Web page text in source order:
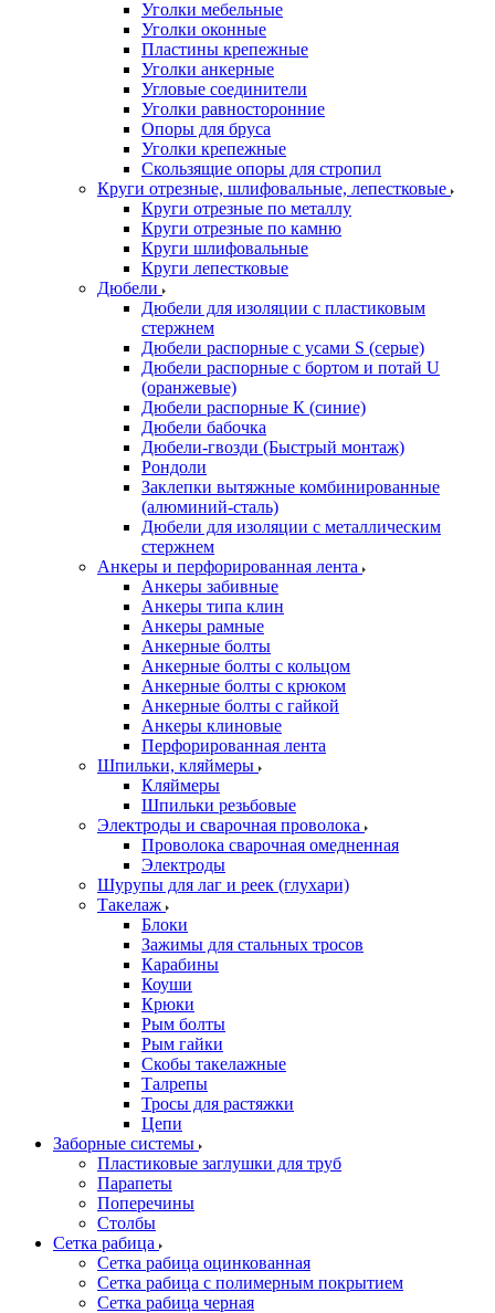
Уголки мебельные
Уголки оконные
Пластины крепежные
Уголки анкерные
Угловые соединители
Уголки равносторонние
Опоры для бруса
Уголки крепежные
Скользящие опоры для стропил
Круги отрезные, шлифовальные, лепестковые
Круги отрезные по металлу
Круги отрезные по камню
Круги шлифовальные
Круги лепестковые
Дюбели
Дюбели для изоляции с пластиковым
стержнем
Дюбели распорные с усами S (серые)
Дюбели распорные c бортом и потай U
(оранжевые)
Дюбели распорные К (синие)
Дюбели бабочка
Дюбели-гвозди (Быстрый монтаж)
Рондоли
Заклепки вытяжные комбинированные
(алюминий-сталь)
Дюбели для изоляции с металлическим
стержнем
Анкеры и перфорированная лента
Анкеры забивные
Анкеры типа клин
Анкеры рамные
Анкерные болты
Анкерные болты с кольцом
Анкерные болты с крюком
Анкерные болты с гайкой
Анкеры клиновые
Перфорированная лента
Шпильки, кляймеры
Кляймеры
Шпильки резьбовые
Электроды и сварочная проволока
Проволока сварочная омедненная
Электроды
Шурупы для лаг и реек (глухари)
Такелаж
Блоки
Зажимы для стальных тросов
Карабины
Коуши
Крюки
Рым болты
Рым гайки
Скобы такелажные
Талрепы
Тросы для растяжки
Цепи
Заборные системы
Пластиковые заглушки для труб
Парапеты
Поперечины
Столбы
Сетка рабица
Сетка рабица оцинкованная
Сетка рабица с полимерным покрытием
Сетка рабица черная